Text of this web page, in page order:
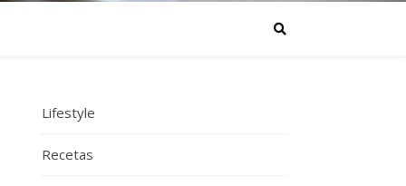
Lifestyle
Recetas